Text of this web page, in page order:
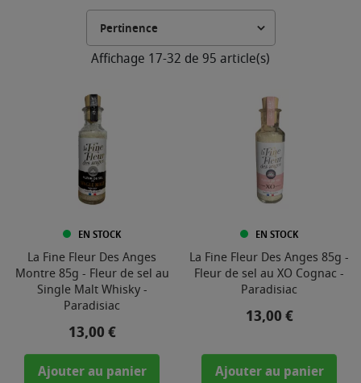
Affichage 17-32 de 95 article(s)
EN STOCK
La Fine Fleur Des Anges
Montre 85g - Fleur de sel au
Single Malt Whisky -
Paradisiac
Prix
13,00 €
Ajouter au panier
EN STOCK
La Fine Fleur Des Anges 85g -
Fleur de sel au XO Cognac -
Paradisiac
Prix
13,00 €
Ajouter au panier